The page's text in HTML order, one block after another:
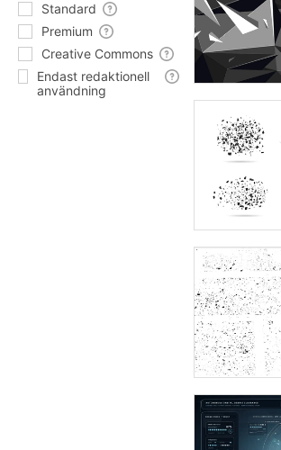
Standard
Premium
Creative Commons
Endast redaktionell
användning